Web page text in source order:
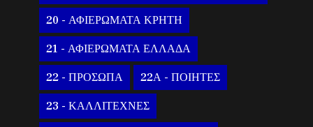
20 - ΑΦΙΕΡΩΜΑΤΑ ΚΡΗΤΗ
21 - ΑΦΙΕΡΩΜΑΤΑ ΕΛΛΑΔΑ
22 - ΠΡΟΣΩΠΑ 22Α - ΠΟΙΗΤΕΣ
23 - ΚΑΛΛΙΤΕΧΝΕΣ